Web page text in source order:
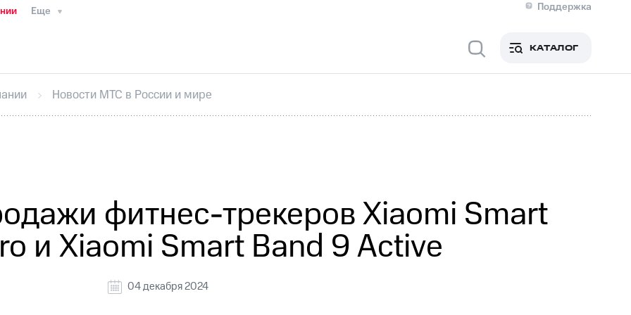
Еще
Поддержка
Медиа-центр
ИнтервьюФинансовая отчетностьКонтактыНовости в регионе
секретарьРаскрытие информации
кабинет акционераАкционерный капиталКонтроль и аудитРынок акций
КАТАЛОГ
Новости МТС в России и мире
фитнес-трекеров Xiaomi Smart
и Xiaomi Smart Band 9 Active
04 декабря 2024